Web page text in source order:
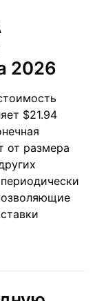
2026
$21.94
от размера